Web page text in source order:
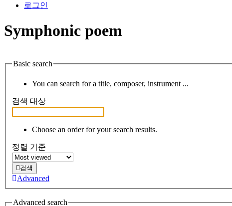
로그인
Symphonic poem
Basic search
You can search for a title, composer, instrument ...
검색 대상
Choose an order for your search results.
정렬 기준
검색
Advanced
Advanced search